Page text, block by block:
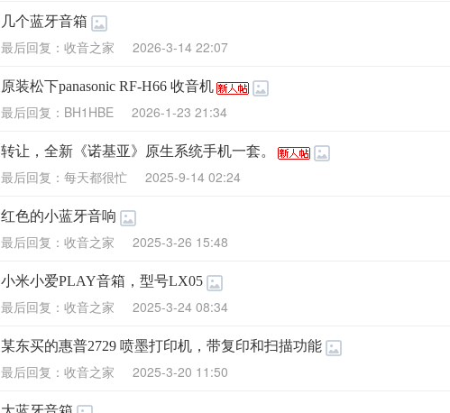
几个蓝牙音箱
最后回复：收音之家 2026-3-14 22:07
原装松下panasonic RF-H66 收音机
最后回复：BH1HBE 2026-1-23 21:34
转让，全新《诺基亚》原生系统手机一套。
最后回复：每天都很忙 2025-9-14 02:24
红色的小蓝牙音响
最后回复：收音之家 2025-3-26 15:48
小米小爱PLAY音箱，型号LX05
最后回复：收音之家 2025-3-24 08:34
某东买的惠普2729 喷墨打印机，带复印和扫描功能
最后回复：收音之家 2025-3-20 11:50